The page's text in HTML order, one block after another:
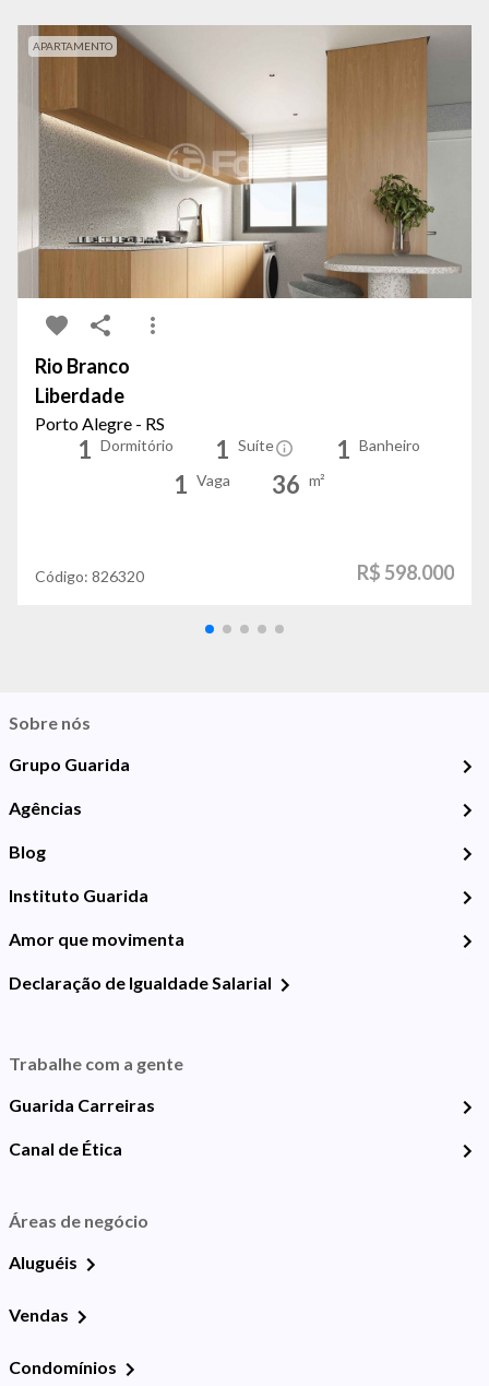
APARTAMENTO
Rio Branco
Liberdade
Porto Alegre - RS
1 Dormitório 1 Suíte 1 Banheiro
1 Vaga 36 m²
Código: 826320 R$ 598.000
Sobre nós
Grupo Guarida
Agências
Blog
Instituto Guarida
Amor que movimenta
Declaração de Igualdade Salarial
Trabalhe com a gente
Guarida Carreiras
Canal de Ética
Áreas de negócio
Aluguéis
Vendas
Condomínios